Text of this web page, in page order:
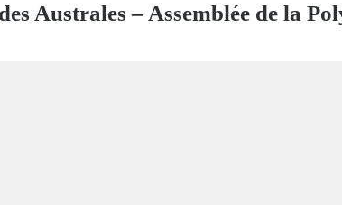
Australes – Assemblée de la